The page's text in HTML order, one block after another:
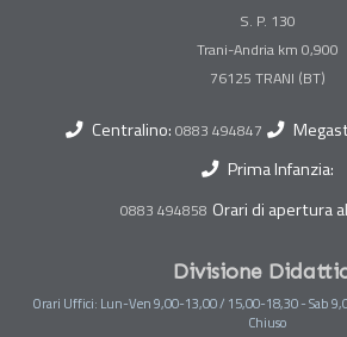
S. P. 130
Trani-Andria km 0,900
Centralino: 0883 494847
Prima Infanzia:
0883 494858 Orari di apertura
Divisione
Orari Uffici: Lun-Ven 9,00-13,00 / 15,00-18,30 - Sab
Chiuso